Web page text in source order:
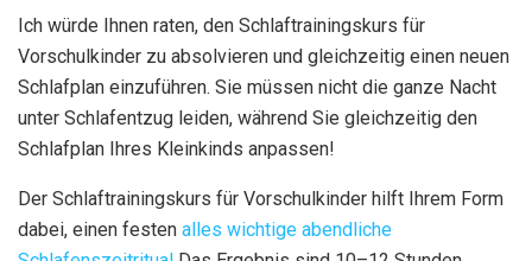
Ich würde Ihnen raten, den Schlaftrainingskurs für
Vorschulkinder zu absolvieren und gleichzeitig einen neuen
Schlafplan einzuführen. Sie müssen nicht die ganze Nacht
unter Schlafentzug leiden, während Sie gleichzeitig den
Schlafplan Ihres Kleinkinds anpassen!
Der Schlaftrainingskurs für Vorschulkinder hilft Ihrem Form
dabei, einen festen alles wichtige abendliche